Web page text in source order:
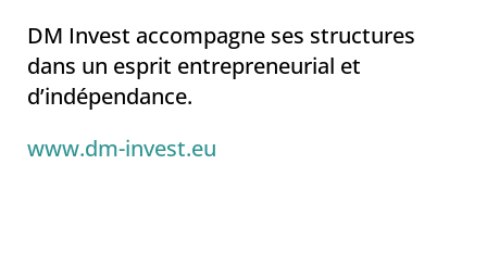
DM Invest accompagne ses structures
dans un esprit entrepreneurial et
d’indépendance.
www.dm-invest.eu